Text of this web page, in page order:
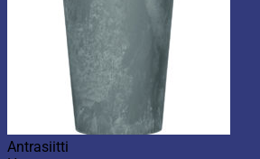
Antrasiitti